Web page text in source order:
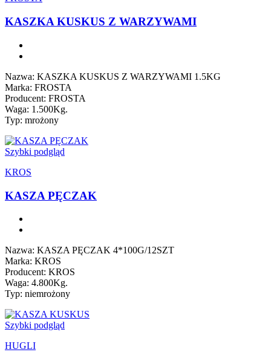
KASZKA KUSKUS Z WARZYWAMI
Nazwa: KASZKA KUSKUS Z WARZYWAMI 1.5KG
Marka: FROSTA
Producent: FROSTA
Waga: 1.500Kg.
Typ: mrożony
Szybki podgląd
KROS
KASZA PĘCZAK
Nazwa: KASZA PĘCZAK 4*100G/12SZT
Marka: KROS
Producent: KROS
Waga: 4.800Kg.
Typ: niemrożony
Szybki podgląd
HUGLI